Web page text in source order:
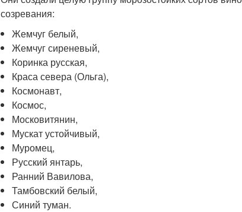
созревания:
Жемчуг белый,
Жемчуг сиреневый,
Коринка русская,
Краса севера (Ольга),
Космонавт,
Космос,
Московитянин,
Мускат устойчивый,
Муромец,
Русский янтарь,
Ранний Вавилова,
Тамбовский белый,
Синий туман.